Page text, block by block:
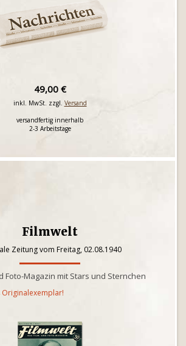
49,00 €
inkl. MwSt. zzgl. Versand
versandfertig innerhalb
2-3 Arbeitstage
Filmwelt
Zeitung vom Freitag, 02.08.1940
Foto-Magazin mit Stars und Sternchen